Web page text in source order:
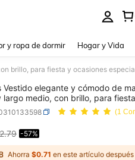
y ropa de dormir Hogar y Vida
Vestido elegante y cómodo de
largo medio, con brillo, para
para mujeres de talla
curvilíneo y vestido de noche
(1
-57%
Ahorra $0.71 en este artículo